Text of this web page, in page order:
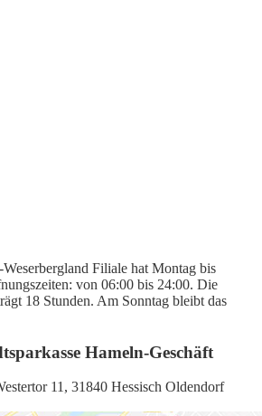
Filiale hat Montag bis
von 06:00 bis 24:00. Die
18 Stunden. Am Sonntag bleibt das
Hameln-Geschäft
11, 31840 Hessisch Oldendorf